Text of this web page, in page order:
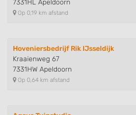
7331HL Apeldoorn
Op 0,19 km afstand
Hoveniersbedrijf Rik IJsseldijk
Kraaienweg 67
7331HW Apeldoorn
Op 0,64 km afstand